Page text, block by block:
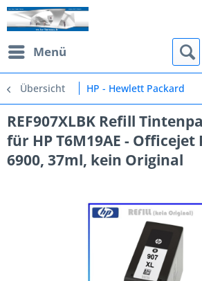
Menü
Übersicht HP - Hewlett Packard
REF907XLBK Refill
für HP T6M19AE - Officejet
6900, 37ml, kein Original